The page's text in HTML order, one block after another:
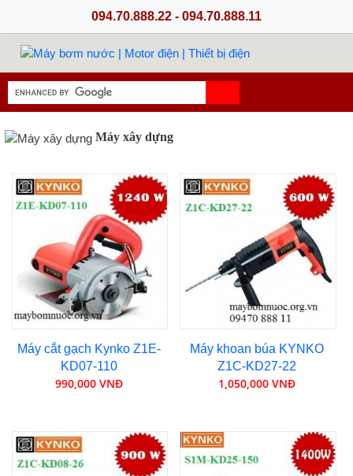
094.70.888.22 - 094.70.888.11
Máy xây dựng
Máy cắt gạch Kynko Z1E-
KD07-110
990,000 VNĐ
Máy khoan búa KYNKO
Z1C-KD27-22
1,050,000 VNĐ